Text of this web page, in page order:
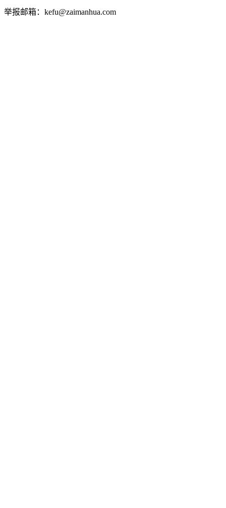
举报邮箱：kefu@zaimanhua.com